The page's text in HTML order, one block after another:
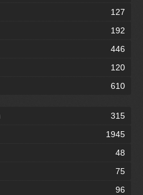
127
192
446
120
610
315
1945
48
75
96